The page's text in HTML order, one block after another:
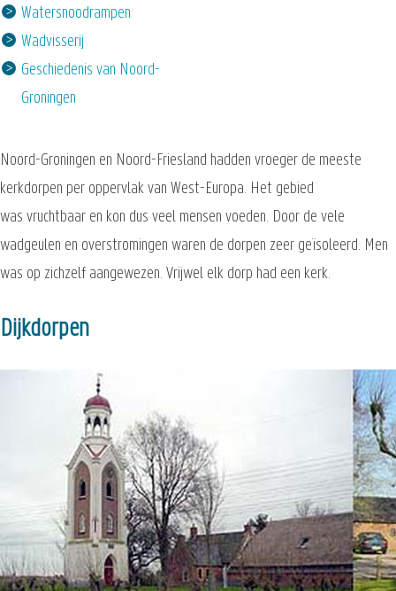
Watersnoodrampen
Wadvisserij
Geschiedenis van Noord-
Groningen
Noord-Groningen en Noord-Friesland hadden vroeger de meeste
kerkdorpen per oppervlak van West-Europa. Het gebied
was vruchtbaar en kon dus veel mensen voeden. Door de vele
wadgeulen en overstromingen waren de dorpen zeer geïsoleerd. Men
was op zichzelf aangewezen. Vrijwel elk dorp had een kerk.
Dijkdorpen